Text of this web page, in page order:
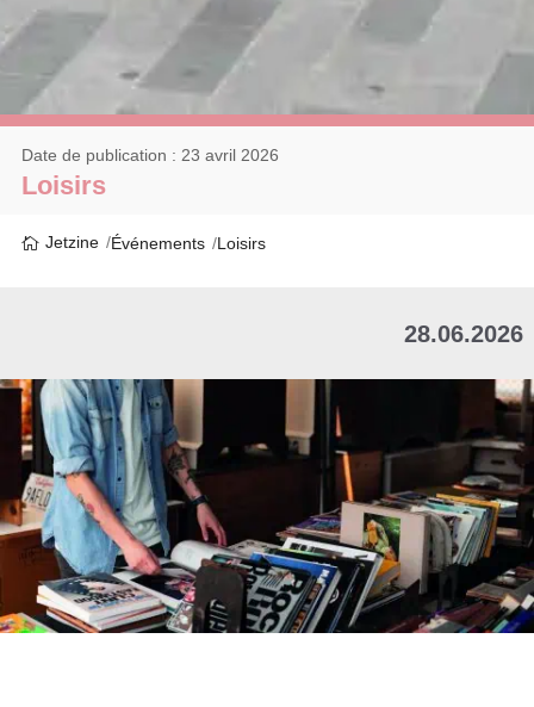
Loisirs
Date de publication : 23 avril 2026
Jetzine Événements Loisirs
28.06.2026